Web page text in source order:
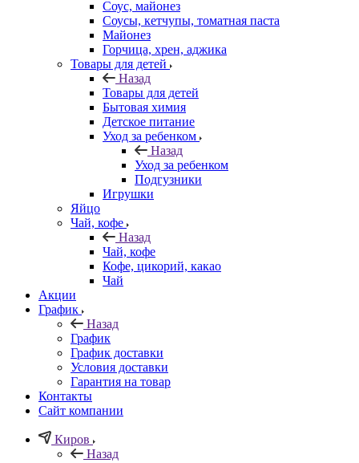
Соус, майонез
Соусы, кетчупы, томатная паста
Майонез
Горчица, хрен, аджика
Товары для детей
Назад
Товары для детей
Бытовая химия
Детское питание
Уход за ребенком
Назад
Уход за ребенком
Подгузники
Игрушки
Яйцо
Чай, кофе
Назад
Чай, кофе
Кофе, цикорий, какао
Чай
Акции
График
Назад
График
График доставки
Условия доставки
Гарантия на товар
Контакты
Сайт компании
Киров
Назад